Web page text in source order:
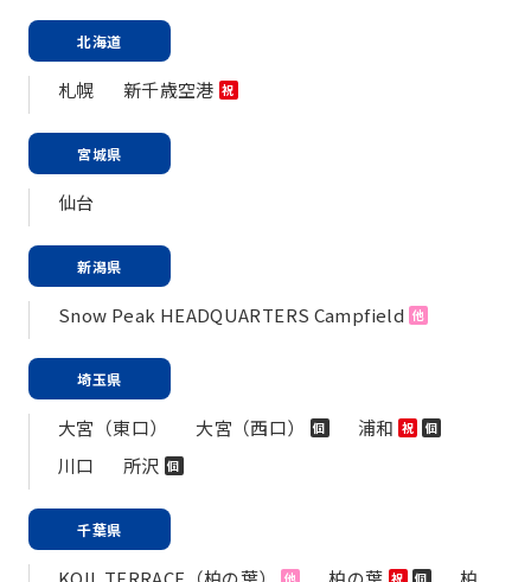
北海道
札幌 新千歳空港 祝
宮城県
仙台
新潟県
Snow Peak HEADQUARTERS Campfield 他
埼玉県
大宮（東口） 大宮（西口） 個 浦和 祝 個
川口 所沢 個
千葉県
他 祝 個